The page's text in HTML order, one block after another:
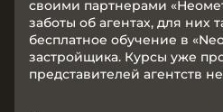
своими партнерами
заботы об агентах, для них
бесплатное обучение в
застройщика. Курсы уже
представителей агентств